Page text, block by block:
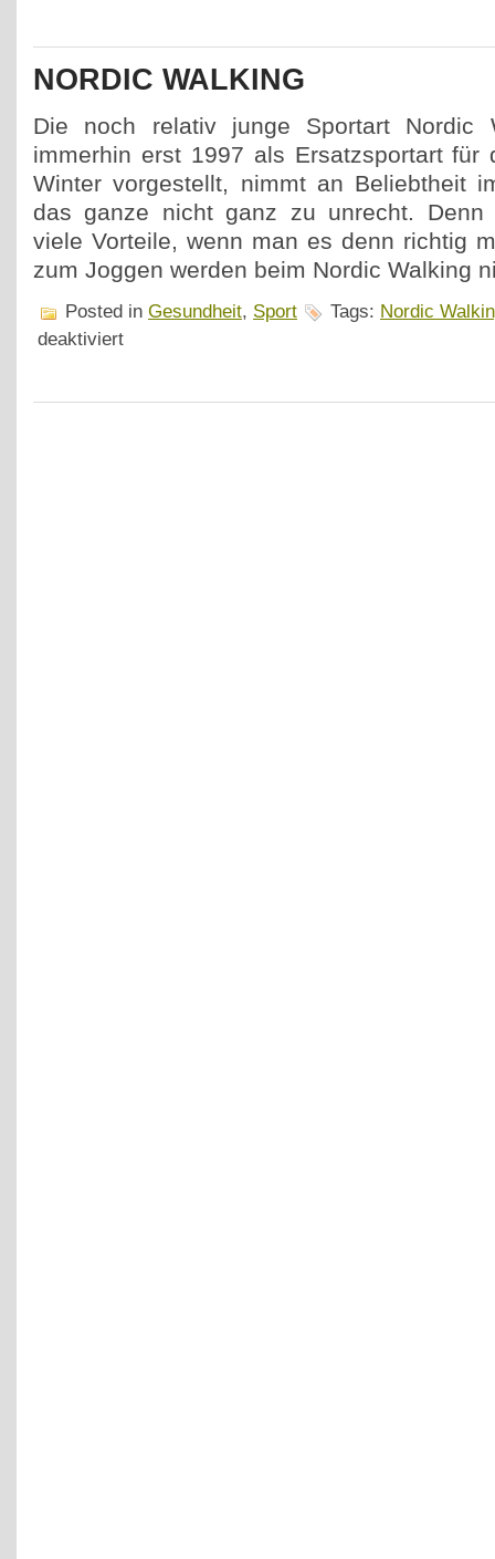
NORDIC WALKING
Die noch relativ junge Sportart Nordic
immerhin erst 1997 als Ersatzsportart für
Winter vorgestellt, nimmt an Beliebtheit
das ganze nicht ganz zu unrecht. Denn
viele Vorteile, wenn man es denn richtig
zum Joggen werden beim Nordic Walking
Posted in Gesundheit, Sport Tags: Nordic
deaktiviertfür